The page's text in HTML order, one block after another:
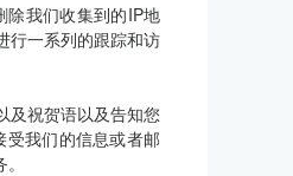
除我们收集到的IP地
行一系列的跟踪和访
及祝贺语以及告知您
受我们的信息或者邮